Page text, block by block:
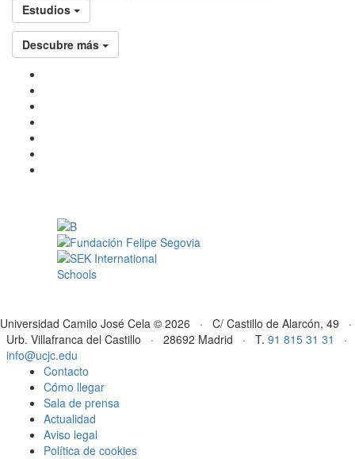
Estudios
Descubre más
Universidad Camilo José Cela © 2026 · C/ Castillo de Alarcón, 49 ·
Urb. Villafranca del Castillo · 28692 Madrid · T. 91 815 31 31
·
info@ucjc.edu
Contacto
Cómo llegar
Sala de prensa
Actualidad
Aviso legal
Política de cookies